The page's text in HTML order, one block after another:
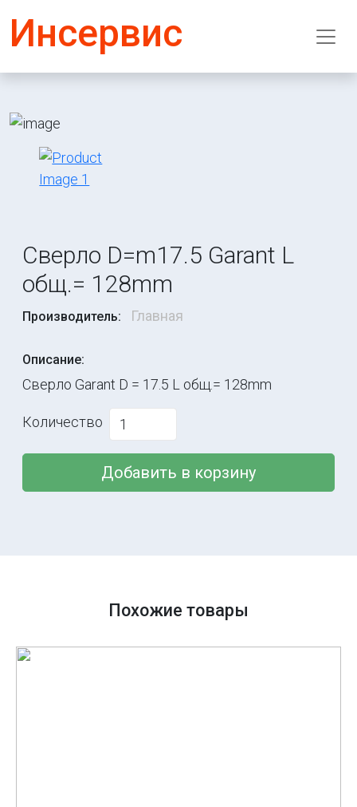
Инсервис
Сверло D=m17.5 Garant L
общ.= 128mm
Производитель: Главная
Описание:
Сверло Garant D = 17.5 L общ.= 128mm
Количество
Добавить в корзину
Похожие товары